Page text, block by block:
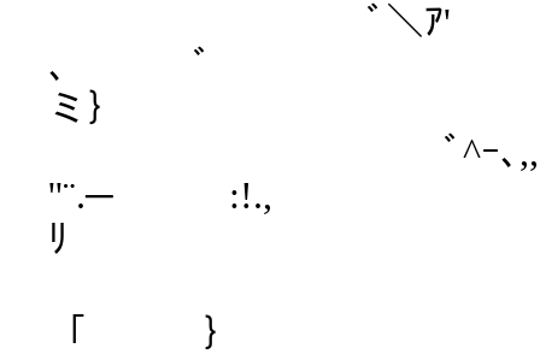
ﾞ＼ｱ'
､ ﾞ
ミ
ﾞ^ｰ､
''¨.─ :!.,
ﾘ
「